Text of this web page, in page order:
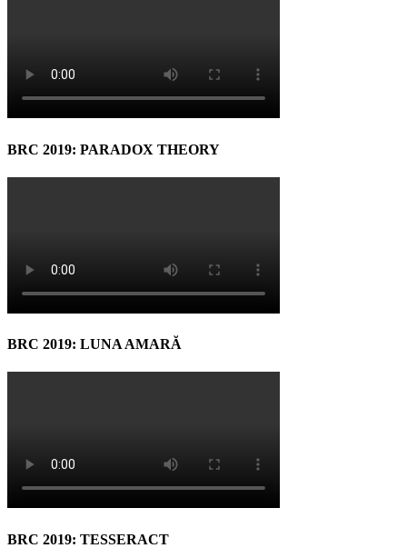
BRC 2019: PARADOX THEORY
BRC 2019: LUNA AMARĂ
BRC 2019: TESSERACT